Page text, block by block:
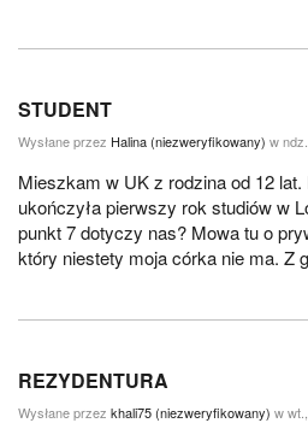
STUDENT
Wysłane przez Halina (niezweryfikowany) w
Mieszkam w UK z rodzina od 12 lat.
ukończyła pierwszy rok studiów w
punkt 7 dotyczy nas? Mowa tu o
który niestety moja córka nie ma. Z
REZYDENTURA
Wysłane przez khali75 (niezweryfikowany) w